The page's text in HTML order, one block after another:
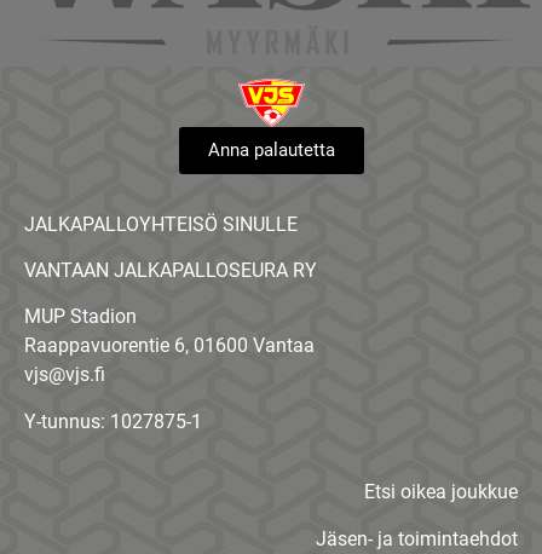
Anna palautetta
JALKAPALLOYHTEISÖ SINULLE
VANTAAN JALKAPALLOSEURA RY
MUP Stadion
Raappavuorentie 6, 01600 Vantaa
vjs@vjs.fi
Y-tunnus: 1027875-1
Etsi oikea joukkue
Jäsen- ja toimintaehdot